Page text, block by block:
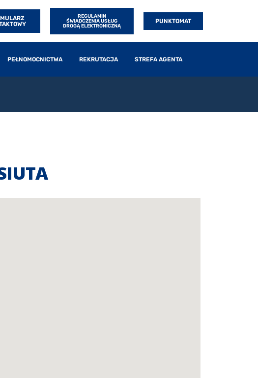
REGULAMIN
ŚWIADCZENIA USŁUG
DROGĄ ELEKTRONICZNĄ
PUNKTOMAT
PEŁNOMOCNICTWA REKRUTACJA STREFA AGENTA